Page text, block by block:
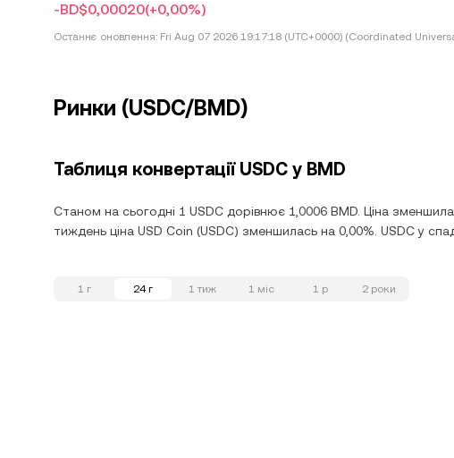
-BD$0,00020(+0,00%)
Останнє оновлення: Fri Aug 07 2026 19:17:18 (UTC+0000) (Coordinated
Ринки (USDC/BMD)
Таблиця конвертації USDC у BMD
Станом на сьогодні 1 USDC дорівнює 1,0006 BMD. Ціна
тиждень ціна USD Coin (USDC) зменшилась на 0,00%. USDC у
1 г 24 г 1 тиж 1 міс 1 р 2 роки